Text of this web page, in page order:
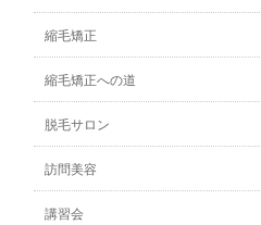
縮毛矯正
縮毛矯正への道
脱毛サロン
訪問美容
講習会